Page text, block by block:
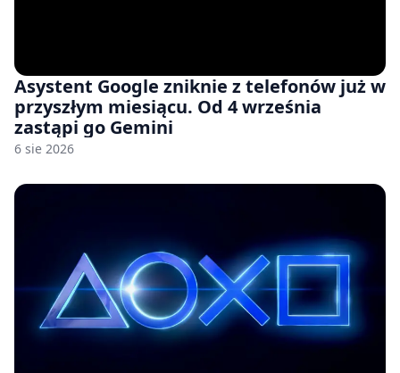
Asystent Google zniknie z telefonów już w
przyszłym miesiącu. Od 4 września
zastąpi go Gemini
6 sie 2026